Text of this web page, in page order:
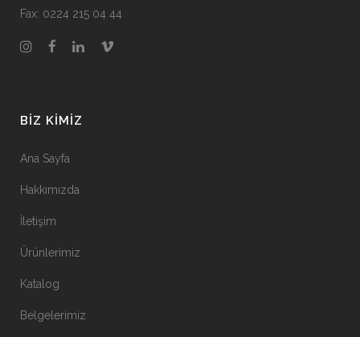
Fax: 0224 215 04 44
BIZ KIMIZ
Ana Sayfa
Hakkımızda
İletişim
Ürünlerimiz
Katalog
Belgelerimiz